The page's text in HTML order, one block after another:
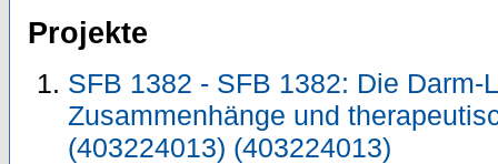
Projekte
SFB 1382 - SFB 1382: Die
Zusammenhänge und
(403224013) (403224013)